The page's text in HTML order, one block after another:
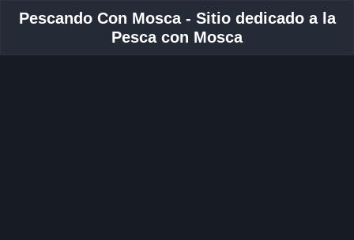
Pescando Con Mosca - Sitio dedicado a la
Pesca con Mosca